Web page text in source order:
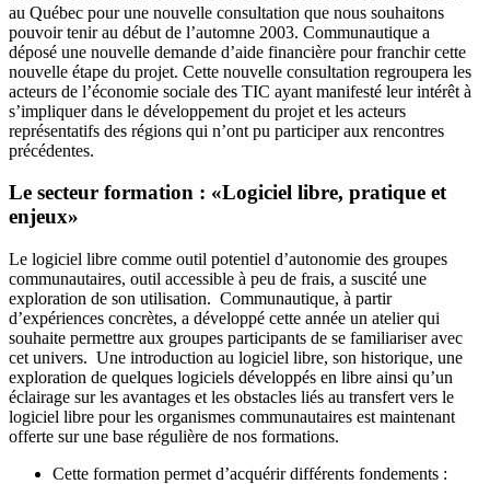
au Québec pour une nouvelle consultation que nous souhaitons
pouvoir tenir au début de l’automne 2003. Communautique a
déposé une nouvelle demande d’aide financière pour franchir cette
nouvelle étape du projet. Cette nouvelle consultation regroupera les
acteurs de l’économie sociale des TIC ayant manifesté leur intérêt à
s’impliquer dans le développement du projet et les acteurs
représentatifs des régions qui n’ont pu participer aux rencontres
précédentes.
Le secteur formation : «Logiciel libre, pratique et
enjeux»
Le logiciel libre comme outil potentiel d’autonomie des groupes
communautaires, outil accessible à peu de frais, a suscité une
exploration de son utilisation. Communautique, à partir
d’expériences concrètes, a développé cette année un atelier qui
souhaite permettre aux groupes participants de se familiariser avec
cet univers. Une introduction au logiciel libre, son historique, une
exploration de quelques logiciels développés en libre ainsi qu’un
éclairage sur les avantages et les obstacles liés au transfert vers le
logiciel libre pour les organismes communautaires est maintenant
offerte sur une base régulière de nos formations.
Cette formation permet d’acquérir différents fondements :